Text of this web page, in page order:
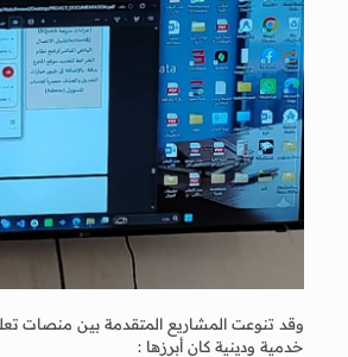
وقد تنوعت المشاريع المتقدمة بين منصات
خدمية ودينية كان أبرزها :